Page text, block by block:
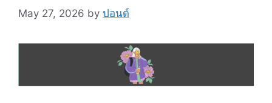
May 27, 2026 by ปอนด์